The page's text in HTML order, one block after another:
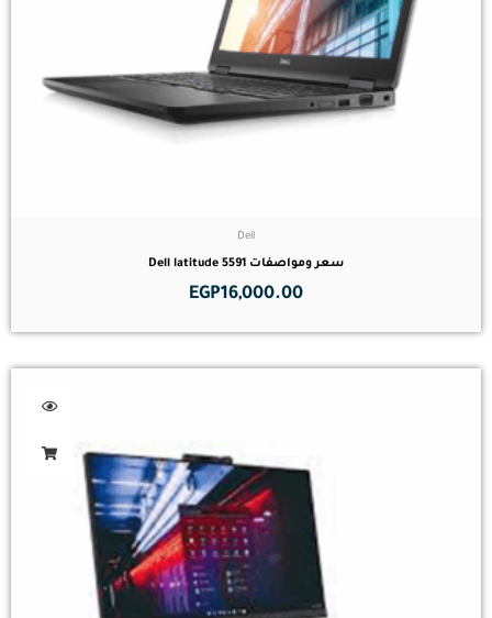
Dell
سعر ومواصفات Dell latitude 5591
EGP16,000.00